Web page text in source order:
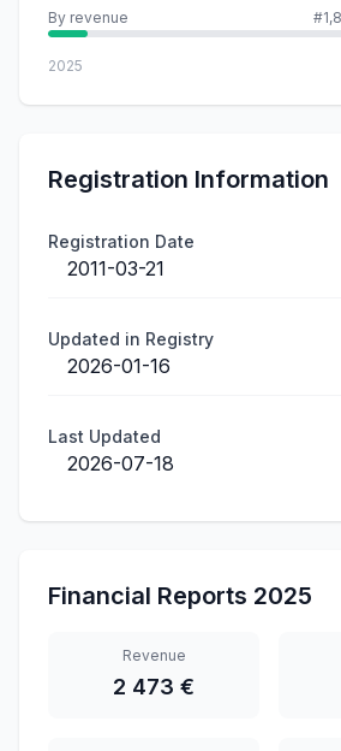
By revenue
2025
Registration Information
Registration Date
2011-03-21
Updated in Registry
2026-01-16
Last Updated
2026-07-18
Financial Reports 2025
Revenue
2 473 €